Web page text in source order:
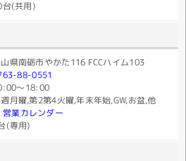
台(共用)
県南砺市やかた116 FCCハイム103
88-0551
〜18:00
月曜,第2第4火曜,年末年始,GW,お盆,他
営業カレンダー
(専用)